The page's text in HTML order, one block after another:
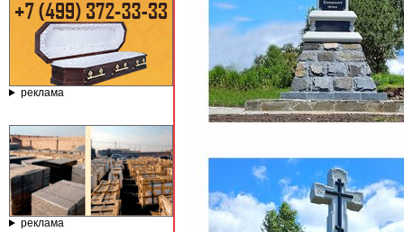
реклама
реклама